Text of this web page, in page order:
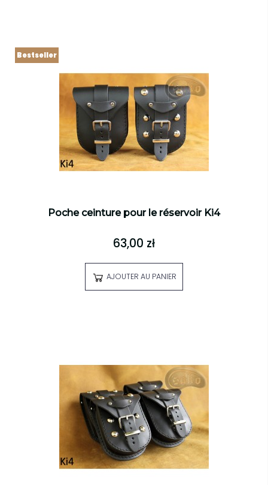
Poche ceinture pour le réservoir Ki4
63,00 zł
AJOUTER AU PANIER
Bestseller